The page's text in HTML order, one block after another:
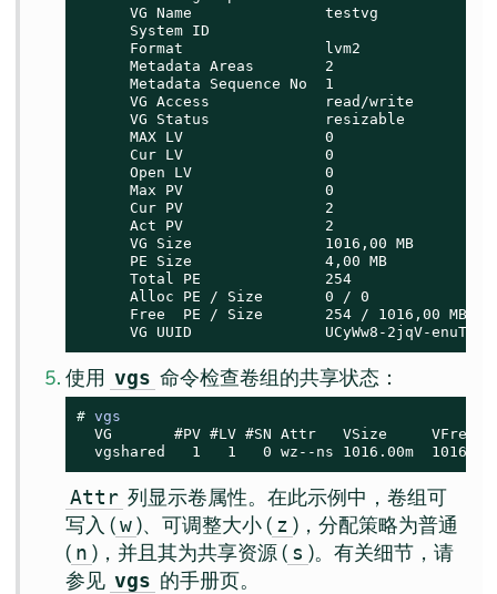
      VG Name               testvg
      System ID
      Format                lvm2
      Metadata Areas        2
      Metadata Sequence No  1
      VG Access             read/write
      VG Status             resizable
      MAX LV                0
      Cur LV                0
      Open LV               0
      Max PV                0
      Cur PV                2
      Act PV                2
      VG Size               1016,00 MB
      PE Size               4,00 MB
      Total PE              254
      Alloc PE / Size       0 / 0
      Free  PE / Size       254 / 1016,00 MB
VG UUID               UCyWw8-2jqV-enuT-
使用 vgs 命令检查卷组的共享状态：
# vgs
  VG       #PV #LV #SN Attr   VSize     VFree
vgshared   1   1   0 wz--ns 1016.00m
Attr 列显示卷属性。在此示例中，卷组可
写入 (w)、可调整大小 ( z )，分配策略为普通
( n )，并且其为共享资源 ( s )。有关细节，请
参见 vgs 的手册页。